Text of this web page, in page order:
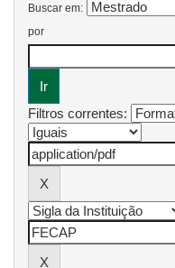
Buscar em:
por
Filtros correntes: